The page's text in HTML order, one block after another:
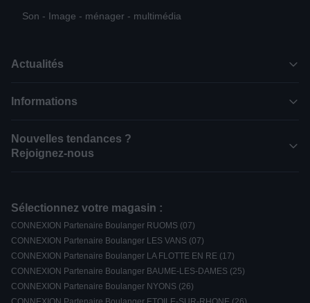
Son - Image - ménager - multimédia
Actualités
Informations
Nouvelles tendances ?
Rejoignez-nous
Sélectionnez votre magasin :
CONNEXION Partenaire Boulanger RUOMS (07)
CONNEXION Partenaire Boulanger LES VANS (07)
CONNEXION Partenaire Boulanger LA FLOTTE EN RE (17)
CONNEXION Partenaire Boulanger BAUME-LES-DAMES (25)
CONNEXION Partenaire Boulanger NYONS (26)